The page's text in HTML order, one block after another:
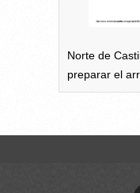
Norte de
preparar el